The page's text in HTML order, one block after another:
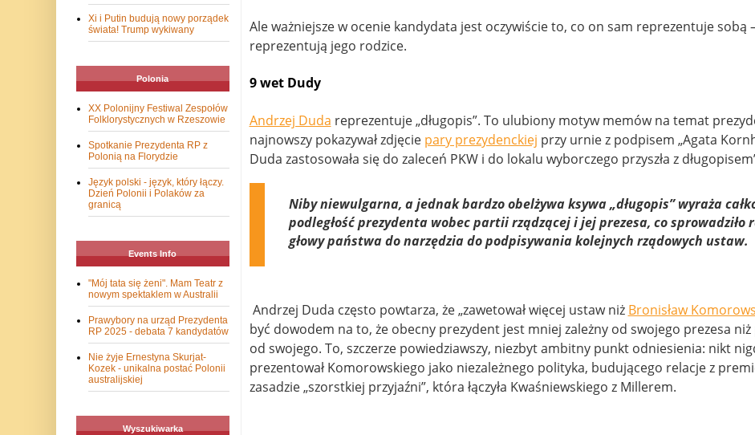
Ale ważniejsze w ocenie kandydata jest oczywiście to, co on sam reprezentuje sobą
reprezentują jego rodzice.
9 wet Dudy
Andrzej Duda reprezentuje „długopis”. To ulubiony motyw memów na temat
najnowszy pokazywał zdjęcie pary prezydenckiej przy urnie z podpisem „Agata
Duda zastosowała się do zaleceń PKW i do lokalu wyborczego przyszła z
Niby niewulgarna, a jednak bardzo obelżywa ksywa „długopis” wyraża
podległość prezydenta wobec partii rządzącej i jej prezesa, co sprowadziło
głowy państwa do narzędzia do podpisywania kolejnych rządowych ustaw.
Andrzej Duda często powtarza, że „zawetował więcej ustaw niż Bronisław
być dowodem na to, że obecny prezydent jest mniej zależny od swojego prezesa
od swojego. To, szczerze powiedziawszy, niezbyt ambitny punkt odniesienia: nikt
prezentował Komorowskiego jako niezależnego polityka, budującego relacje z
zasadzie „szorstkiej przyjaźni”, która łączyła Kwaśniewskiego z Millerem.
Xi i Putin budują nowy porządek
świata! Trump wykiwany
Polonia
XX Polonijny Festiwal Zespołów
Folklorystycznych w Rzeszowie
Spotkanie Prezydenta RP z
Polonią na Florydzie
Język polski - język, który łączy.
Dzień Polonii i Polaków za
granicą
Events Info
"Mój tata się żeni". Mam Teatr z
nowym spektaklem w Australii
Prawybory na urząd Prezydenta
RP 2025 - debata 7 kandydatów
Nie żyje Ernestyna Skurjat-
Kozek - unikalna postać Polonii
australijskiej
Wyszukiwarka